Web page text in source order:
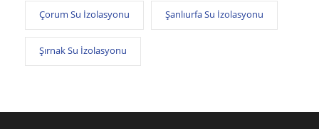
Çorum Su İzolasyonu Şanlıurfa Su İzolasyonu
Şırnak Su İzolasyonu